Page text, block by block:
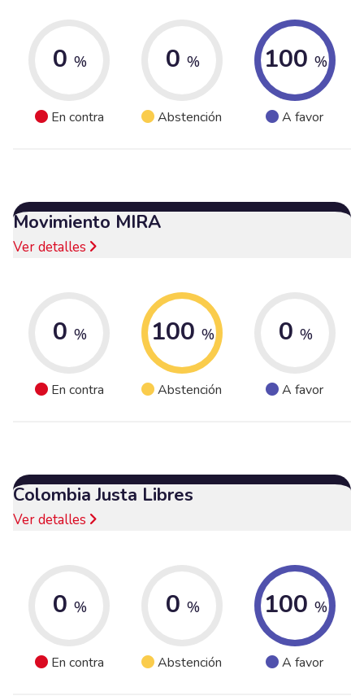
0 %
En contra
0 %
Abstención
100 %
A favor
Movimiento MIRA
Ver detalles
0 %
En contra
100 %
Abstención
0 %
A favor
Colombia Justa Libres
Ver detalles
0 %
En contra
0 %
Abstención
100 %
A favor